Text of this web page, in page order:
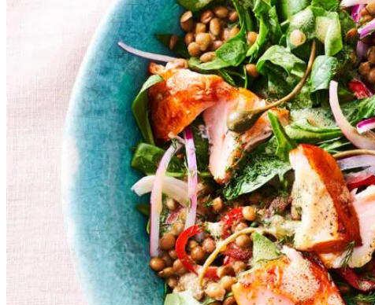
puntpaprika's
verse dille
kapperappeltjes
warmgerookte zalmmoten
Maille dijonmosterd originale knijpfles
extra vierge olijfolie